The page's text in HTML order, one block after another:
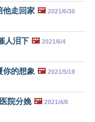
他走回家 🖼️ 2021/6/30
人泪下 🖼️ 2021/6/4
你的想象 🖼️ 2021/5/19
院分娩 🖼️ 2021/4/8